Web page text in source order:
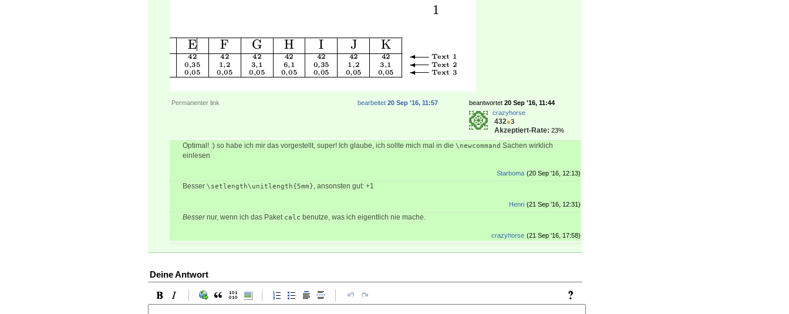
Permanenter link beantwortet 20 Sep '16, 11:44
crazyhorse
432●3
Akzeptiert-Rate: 23%
bearbeitet 20 Sep '16, 11:57
Optimal! :) so habe ich mir das vorgestellt, super! Ich glaube, ich sollte mich mal in die \newcommand Sachen wirklich
einlesen
(20 Sep '16, 12:13)
Starboma
Besser \setlength\unitlength{5mm}, ansonsten gut: +1
(21 Sep '16, 12:31)
Henri
Bessernur, wenn ich das Paket calc benutze, was ich eigentlich nie mache.
(21 Sep '16, 17:58)
crazyhorse
Deine Antwort